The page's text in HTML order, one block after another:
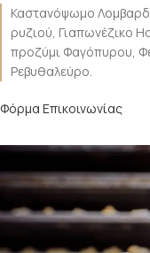
Καστανόψωμο
ρυζιού, Γιαπωνέζικο
προζύμι Φαγόπυρου,
Ρεβυθαλεύρο.
Φόρμα Επικοινωνίας